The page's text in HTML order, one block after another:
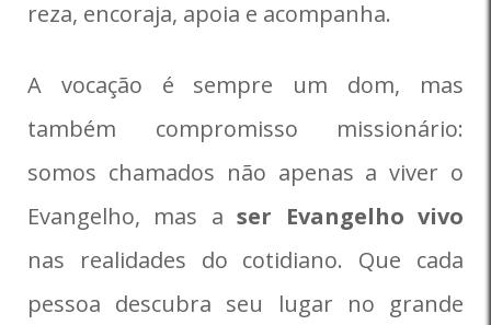
reza, encoraja, apoia e acompanha.
A vocação é sempre um dom, mas
também compromisso missionário:
somos chamados não apenas a viver o
Evangelho, mas aser Evangelho vivo
nas realidades do cotidiano. Que cada
pessoa descubra seu lugar no grande